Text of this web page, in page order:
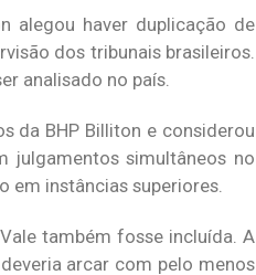
alegou haver duplicação de
dos tribunais brasileiros.
analisado no país.
da BHP Billiton e considerou
julgamentos simultâneos no
em instâncias superiores.
também fosse incluída. A
arcar com pelo menos